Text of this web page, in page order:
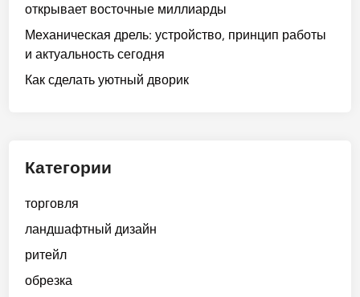
открывает восточные миллиарды
Механическая дрель: устройство, принцип работы
и актуальность сегодня
Как сделать уютный дворик
Категории
торговля
ландшафтный дизайн
ритейл
обрезка